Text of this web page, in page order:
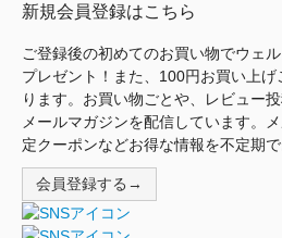
新規会員登録はこちら
ご登録後の初めてのお買い物でウェ
プレゼント！また、100円お買い上げ
ります。お買い物ごとや、レビュー
メールマガジンを配信しています。
定クーポンなどお得な情報を不定期で
会員登録する→